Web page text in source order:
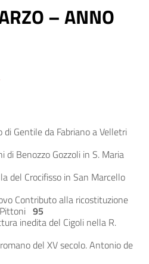
– ANNO
di Gentile da Fabriano a Velletri
di Benozzo Gozzoli in S. Maria
del Crocifisso in San Marcello
Contributo alla ricostituzione
95
inedita del Cigoli nella R.
del XV secolo. Antonio de